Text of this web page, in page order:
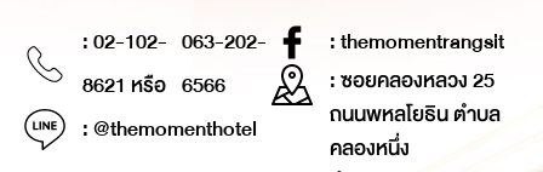
: 02-102-
8621 หรือ
063-202-
6566
: @themomenthotel
: themomentrangsit
: ซอยคลองหลวง 25
ถนนพหลโยธิน ตำบล
คลองหนึ่ง